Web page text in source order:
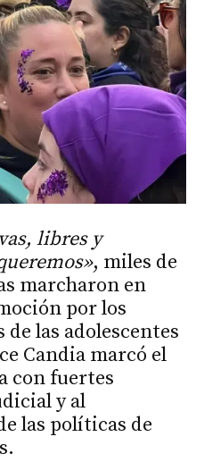
libres y
, miles de
marcharon en
por los
las adolescentes
Candia marcó el
con fuertes
y al
las políticas de